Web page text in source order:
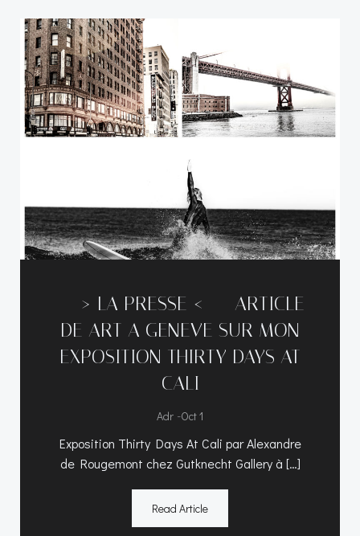
—–> LA PRESSE <—– ARTICLE
DE ART A GENEVE SUR MON
EXPOSITION THIRTY DAYS AT
CALI
Adr -Oct 1
Exposition Thirty Days At Cali par Alexandre
de Rougemont chez Gutknecht Gallery à […]
Read Article